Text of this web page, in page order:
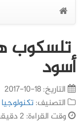
تلسكوب
أسود
التاريخ:18-10-2017
التصنيف:
وقت القراءة: 2 دقيقة, 45 ثانية